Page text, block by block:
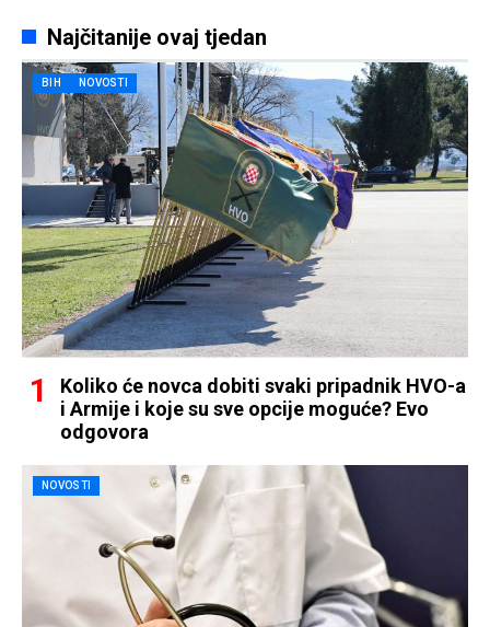
Najčitanije ovaj tjedan
BIH NOVOSTI
Koliko će novca dobiti svaki pripadnik HVO-a
i Armije i koje su sve opcije moguće? Evo
odgovora
NOVOSTI